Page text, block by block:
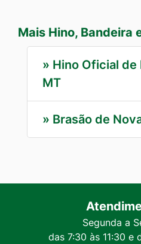
Mais Hino, Bandeira
» Hino Oficial de
MT
» Brasão de
Segunda a
das 7:30 às 11:30 e